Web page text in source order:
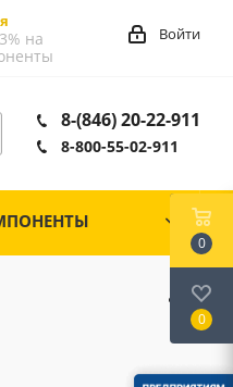
на
Войти
8-(846) 20-22-911
8-800-55-02-911
0
0